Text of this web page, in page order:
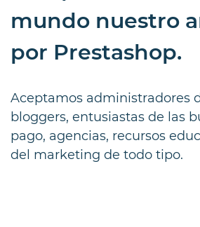
mundo nuestro
por Prestashop.
Aceptamos administradores
bloggers, entusiastas de las
pago, agencias, recursos
del marketing de todo tipo.